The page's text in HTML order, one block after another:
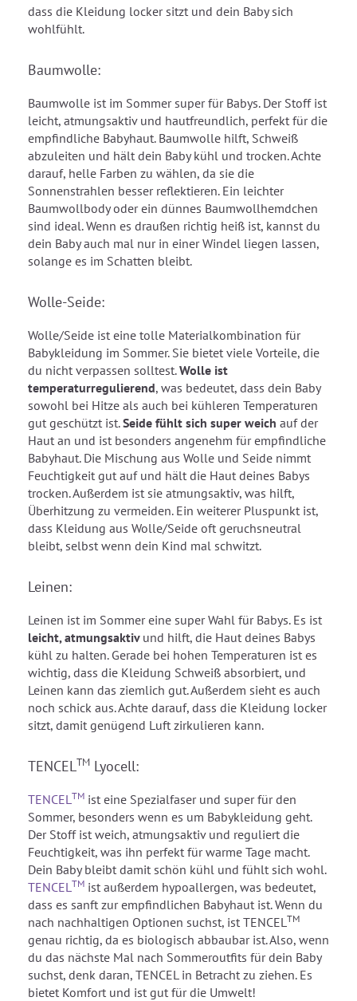
dass die Kleidung locker sitzt und dein Baby sich
wohlfühlt.
Baumwolle:
Baumwolle ist im Sommer super für Babys. Der Stoff ist
leicht, atmungsaktiv und hautfreundlich, perfekt für die
empfindliche Babyhaut. Baumwolle hilft, Schweiß
abzuleiten und hält dein Baby kühl und trocken. Achte
darauf, helle Farben zu wählen, da sie die
Sonnenstrahlen besser reflektieren. Ein leichter
Baumwollbody oder ein dünnes Baumwollhemdchen
sind ideal. Wenn es draußen richtig heiß ist, kannst du
dein Baby auch mal nur in einer Windel liegen lassen,
solange es im Schatten bleibt.
Wolle-Seide:
Wolle/Seide ist eine tolle Materialkombination für
Babykleidung im Sommer. Sie bietet viele Vorteile, die
du nicht verpassen solltest.Wolle ist
temperaturregulierend, was bedeutet, dass dein Baby
sowohl bei Hitze als auch bei kühleren Temperaturen
gut geschützt ist.Seide fühlt sich super weich auf der
Haut an und ist besonders angenehm für empfindliche
Babyhaut. Die Mischung aus Wolle und Seide nimmt
Feuchtigkeit gut auf und hält die Haut deines Babys
trocken. Außerdem ist sie atmungsaktiv, was hilft,
Überhitzung zu vermeiden. Ein weiterer Pluspunkt ist,
dass Kleidung aus Wolle/Seide oft geruchsneutral
bleibt, selbst wenn dein Kind mal schwitzt.
Leinen:
Leinen ist im Sommer eine super Wahl für Babys. Es ist
leicht, atmungsaktiv und hilft, die Haut deines Babys
kühl zu halten. Gerade bei hohen Temperaturen ist es
wichtig, dass die Kleidung Schweiß absorbiert, und
Leinen kann das ziemlich gut. Außerdem sieht es auch
noch schick aus. Achte darauf, dass die Kleidung locker
sitzt, damit genügend Luft zirkulieren kann.
TENCELTM Lyocell:
TENCEL TM ist eine Spezialfaser und super für den
Sommer, besonders wenn es um Babykleidung geht.
Der Stoff ist weich, atmungsaktiv und reguliert die
Feuchtigkeit, was ihn perfekt für warme Tage macht.
Dein Baby bleibt damit schön kühl und fühlt sich wohl.
TENCEL TM ist außerdem hypoallergen, was bedeutet,
dass es sanft zur empfindlichen Babyhaut ist. Wenn du
nach nachhaltigen Optionen suchst, ist TENCEL TM
genau richtig, da es biologisch abbaubar ist. Also, wenn
du das nächste Mal nach Sommeroutfits für dein Baby
suchst, denk daran, TENCEL in Betracht zu ziehen. Es
bietet Komfort und ist gut für die Umwelt!